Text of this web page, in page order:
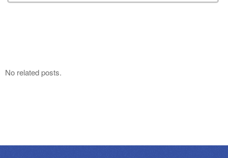
No related posts.